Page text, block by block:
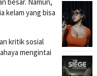
kelam yang bisa
kritik sosial
mengintai